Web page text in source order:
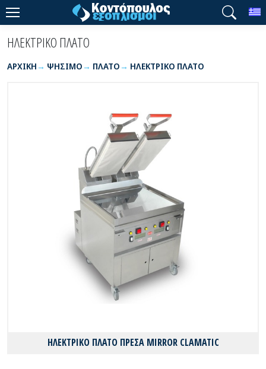
ΗΛΕΚΤΡΙΚΟ ΠΛΑΤΟ
ΑΡΧΙΚΉ ΨΗΣΙΜΟ ΠΛΑΤΟ ΗΛΕΚΤΡΙΚΟ ΠΛΑΤΟ
ΗΛΕΚΤΡΙΚΟ ΠΛΑΤΟ ΠΡΕΣΑ MIRROR CLAMATIC